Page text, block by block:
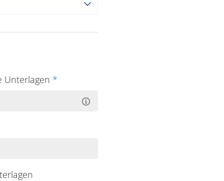
Unterlagen *